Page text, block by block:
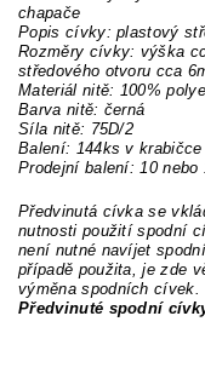
chapače
Popis cívky: plastový
Rozměry cívky: výška
středového otvoru cca
Materiál nitě: 100%
Barva nitě: černá
Síla nitě: 75D/2
Balení: 144ks v krabičce
Prodejní balení: 10
Předvinutá cívka se
nutnosti použití spodní
není nutné navíjet
případě použita, je zde
výměna spodních cívek.
Předvinuté spodní